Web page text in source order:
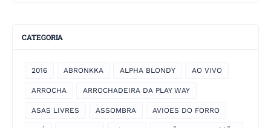
CATEGORIA
2016 ABRONKKA ALPHA BLONDY AO VIVO
ARROCHA ARROCHADEIRA DA PLAY WAY
ASAS LIVRES ASSOMBRA AVIOES DO FORRO